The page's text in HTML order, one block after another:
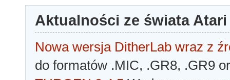
Aktualności ze świata Atari
Nowa wersja DitherLab wraz z
do formatów .MIC, .GR8, .GR9